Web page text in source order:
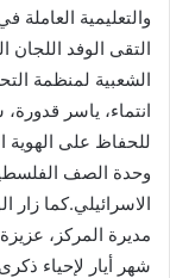
والتعليمية العاملة
التقى الوفد
الشعبية لمنظمة
انتماء، ياسر
للحفاظ على الهوية
وحدة الصف
الاسرائيلي.كما
مديرة المركز،